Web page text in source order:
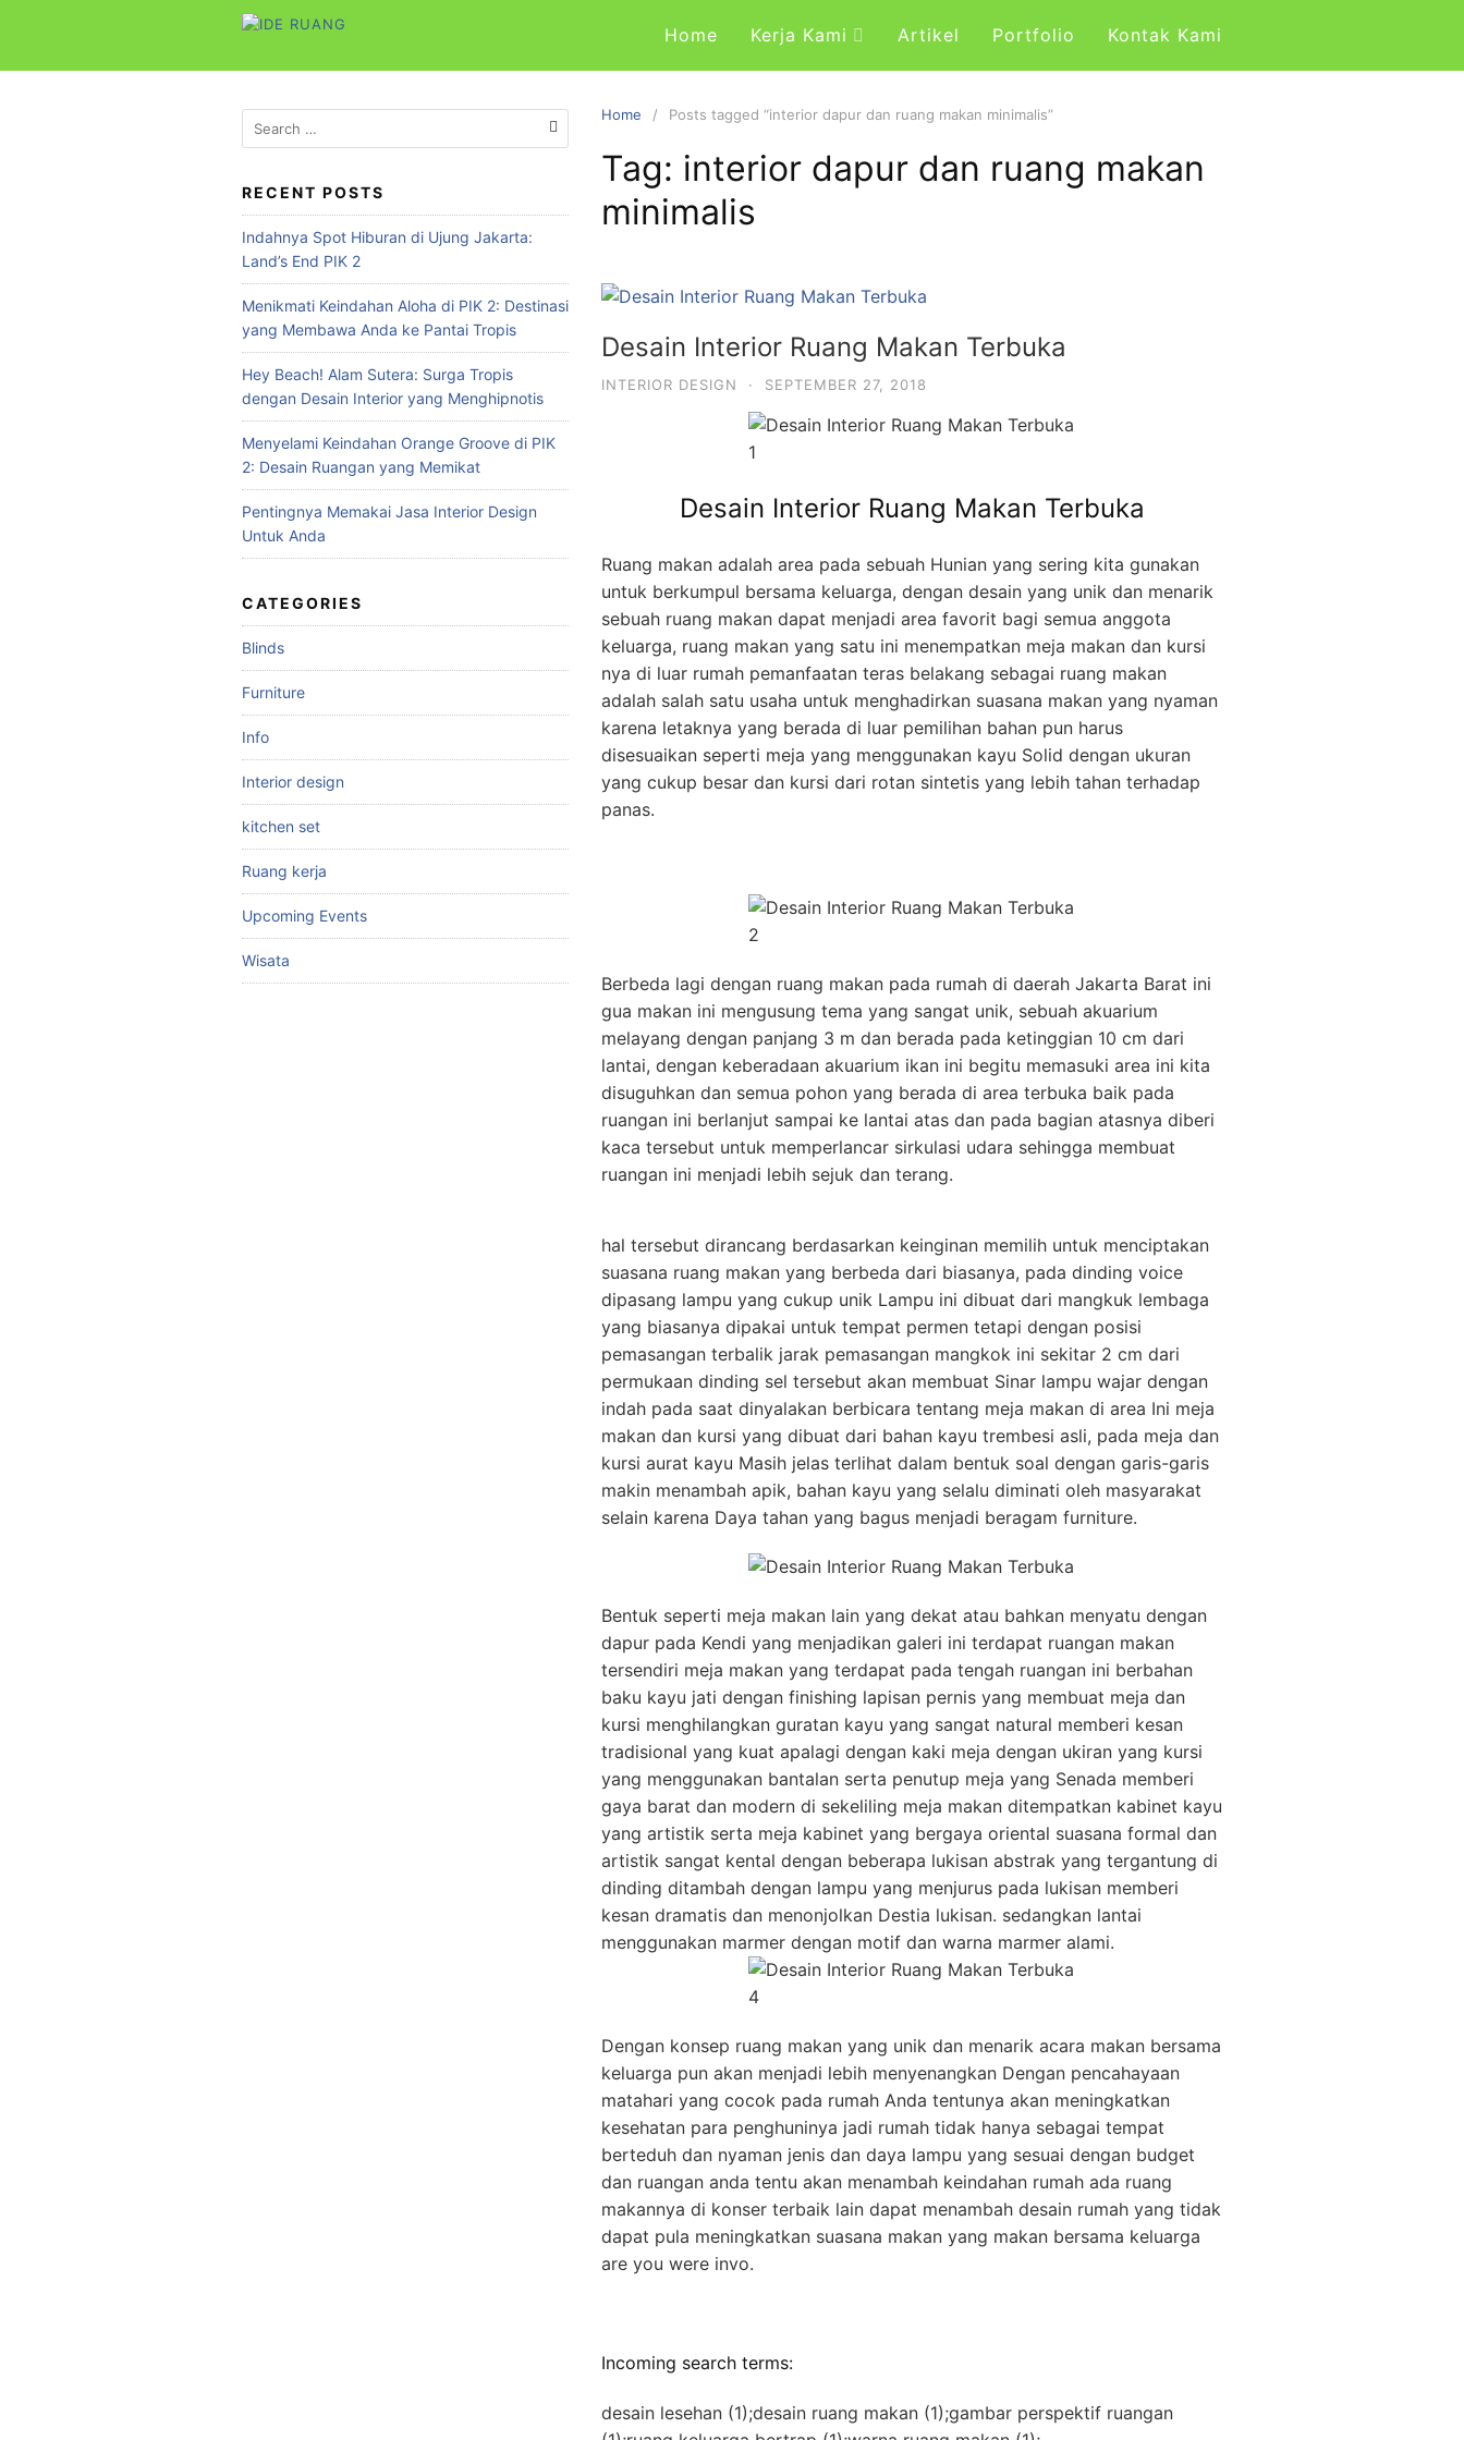
i
Home Kerja Kami Artikel Portfolio Kontak Kami
Home Posts tagged “interior dapur dan ruang makan minimalis”
Tag: interior dapur dan ruang makan
minimalis
Desain Interior Ruang Makan Terbuka
INTERIOR DESIGN · SEPTEMBER 27, 2018
Desain Interior Ruang Makan Terbuka
Ruang makan adalah area pada sebuah Hunian yang sering kita gunakan
untuk berkumpul bersama keluarga, dengan desain yang unik dan menarik
sebuah ruang makan dapat menjadi area favorit bagi semua anggota
keluarga, ruang makan yang satu ini menempatkan meja makan dan kursi
nya di luar rumah pemanfaatan teras belakang sebagai ruang makan
adalah salah satu usaha untuk menghadirkan suasana makan yang nyaman
karena letaknya yang berada di luar pemilihan bahan pun harus
disesuaikan seperti meja yang menggunakan kayu Solid dengan ukuran
yang cukup besar dan kursi dari rotan sintetis yang lebih tahan terhadap
panas.
Berbeda lagi dengan ruang makan pada rumah di daerah Jakarta Barat ini
gua makan ini mengusung tema yang sangat unik, sebuah akuarium
melayang dengan panjang 3 m dan berada pada ketinggian 10 cm dari
lantai, dengan keberadaan akuarium ikan ini begitu memasuki area ini kita
disuguhkan dan semua pohon yang berada di area terbuka baik pada
ruangan ini berlanjut sampai ke lantai atas dan pada bagian atasnya diberi
kaca tersebut untuk memperlancar sirkulasi udara sehingga membuat
ruangan ini menjadi lebih sejuk dan terang.
hal tersebut dirancang berdasarkan keinginan memilih untuk menciptakan
suasana ruang makan yang berbeda dari biasanya, pada dinding voice
dipasang lampu yang cukup unik Lampu ini dibuat dari mangkuk lembaga
yang biasanya dipakai untuk tempat permen tetapi dengan posisi
pemasangan terbalik jarak pemasangan mangkok ini sekitar 2 cm dari
permukaan dinding sel tersebut akan membuat Sinar lampu wajar dengan
indah pada saat dinyalakan berbicara tentang meja makan di area Ini meja
makan dan kursi yang dibuat dari bahan kayu trembesi asli, pada meja dan
kursi aurat kayu Masih jelas terlihat dalam bentuk soal dengan garis-garis
makin menambah apik, bahan kayu yang selalu diminati oleh masyarakat
selain karena Daya tahan yang bagus menjadi beragam furniture.
Bentuk seperti meja makan lain yang dekat atau bahkan menyatu dengan
dapur pada Kendi yang menjadikan galeri ini terdapat ruangan makan
tersendiri meja makan yang terdapat pada tengah ruangan ini berbahan
baku kayu jati dengan finishing lapisan pernis yang membuat meja dan
kursi menghilangkan guratan kayu yang sangat natural memberi kesan
tradisional yang kuat apalagi dengan kaki meja dengan ukiran yang kursi
yang menggunakan bantalan serta penutup meja yang Senada memberi
gaya barat dan modern di sekeliling meja makan ditempatkan kabinet kayu
yang artistik serta meja kabinet yang bergaya oriental suasana formal dan
artistik sangat kental dengan beberapa lukisan abstrak yang tergantung di
dinding ditambah dengan lampu yang menjurus pada lukisan memberi
kesan dramatis dan menonjolkan Destia lukisan. sedangkan lantai
menggunakan marmer dengan motif dan warna marmer alami.
Dengan konsep ruang makan yang unik dan menarik acara makan bersama
keluarga pun akan menjadi lebih menyenangkan Dengan pencahayaan
matahari yang cocok pada rumah Anda tentunya akan meningkatkan
kesehatan para penghuninya jadi rumah tidak hanya sebagai tempat
berteduh dan nyaman jenis dan daya lampu yang sesuai dengan budget
dan ruangan anda tentu akan menambah keindahan rumah ada ruang
makannya di konser terbaik lain dapat menambah desain rumah yang tidak
dapat pula meningkatkan suasana makan yang makan bersama keluarga
are you were invo.
Incoming search terms:
desain lesehan (1);desain ruang makan (1);gambar perspektif ruangan
e
r
c
h
f
o
r
:
RECENT POSTS
Indahnya Spot Hiburan di Ujung Jakarta:
Land’s End PIK 2
Menikmati Keindahan Aloha di PIK 2: Destinasi
yang Membawa Anda ke Pantai Tropis
Hey Beach! Alam Sutera: Surga Tropis
dengan Desain Interior yang Menghipnotis
Menyelami Keindahan Orange Groove di PIK
2: Desain Ruangan yang Memikat
Pentingnya Memakai Jasa Interior Design
Untuk Anda
CATEGORIES
Blinds
Furniture
Info
Interior design
kitchen set
Ruang kerja
Upcoming Events
Wisata